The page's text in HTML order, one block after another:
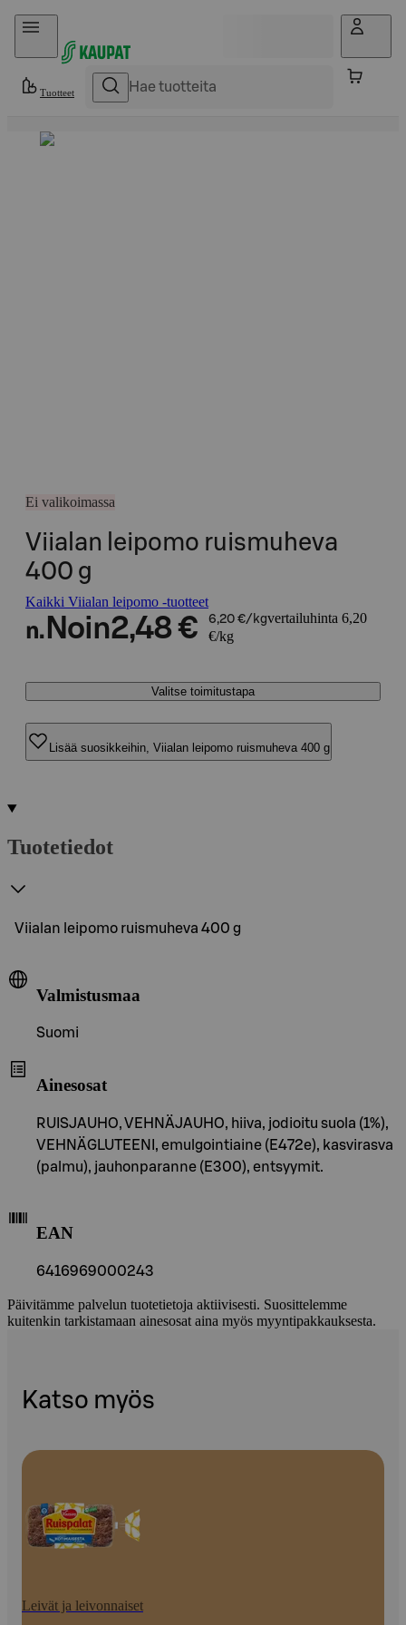
Hyppää sisältöön
Tuotteet
Ei valikoimassa
Viialan leipomo ruismuheva
400 g
Kaikki Viialan leipomo -tuotteet
n. Noin2,48 € 6,20 €/kgvertailuhinta 6,20
€/kg
Valitse toimitustapa
Lisää suosikkeihin, Viialan leipomo ruismuheva 400 g
Tuotetiedot
Viialan leipomo ruismuheva 400 g
Valmistusmaa
Suomi
Ainesosat
RUISJAUHO, VEHNÄJAUHO, hiiva, jodioitu suola (1%),
VEHNÄGLUTEENI, emulgointiaine (E472e), kasvirasva
(palmu), jauhonparanne (E300), entsyymit.
EAN
6416969000243
Päivitämme palvelun tuotetietoja aktiivisesti. Suosittelemme
kuitenkin tarkistamaan ainesosat aina myös myyntipakkauksesta.
Katso myös
Leivät ja leivonnaiset